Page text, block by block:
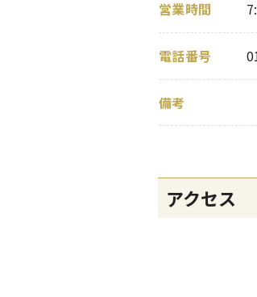
営業時間
電話番号
備考
アクセス